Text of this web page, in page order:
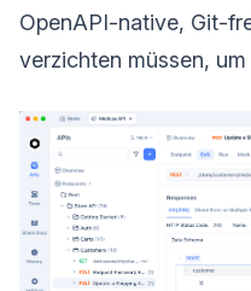
OpenAPI-native, Git-
verzichten müssen,